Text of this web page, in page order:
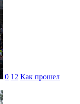
0 12 Как прошел